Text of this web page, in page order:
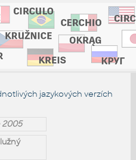
jazykových verzích
2005